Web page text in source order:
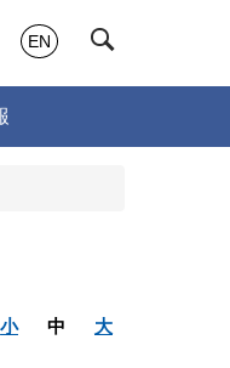
EN
小 中 大